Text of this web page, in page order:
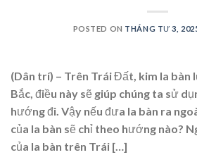
POSTED ON THÁNG TƯ 3,
(Dân trí) – Trên Trái Đất, kim la bàn
Bắc, điều này sẽ giúp chúng ta sử
hướng đi. Vậy nếu đưa la bàn ra
của la bàn sẽ chỉ theo hướng nào?
của la bàn trên Trái […]